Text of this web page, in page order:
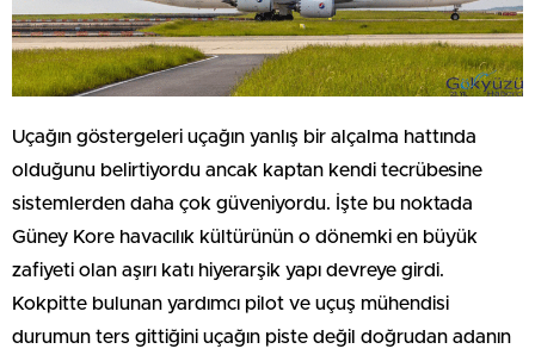
Uçağın göstergeleri uçağın yanlış bir alçalma hattında
olduğunu belirtiyordu ancak kaptan kendi tecrübesine
sistemlerden daha çok güveniyordu. İşte bu noktada
Güney Kore havacılık kültürünün o dönemki en büyük
zafiyeti olan aşırı katı hiyerarşik yapı devreye girdi.
Kokpitte bulunan yardımcı pilot ve uçuş mühendisi
durumun ters gittiğini uçağın piste değil doğrudan adanın